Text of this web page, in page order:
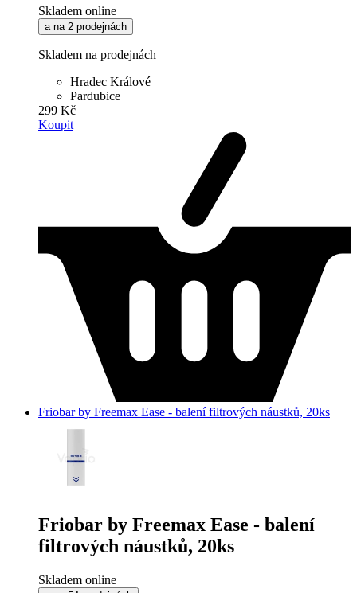
Skladem online
a na 2 prodejnách
Skladem na prodejnách
Hradec Králové
Pardubice
299 Kč
Koupit
Friobar by Freemax Ease - balení filtrových náustků, 20ks
Friobar by Freemax Ease - balení
filtrových náustků, 20ks
Skladem online